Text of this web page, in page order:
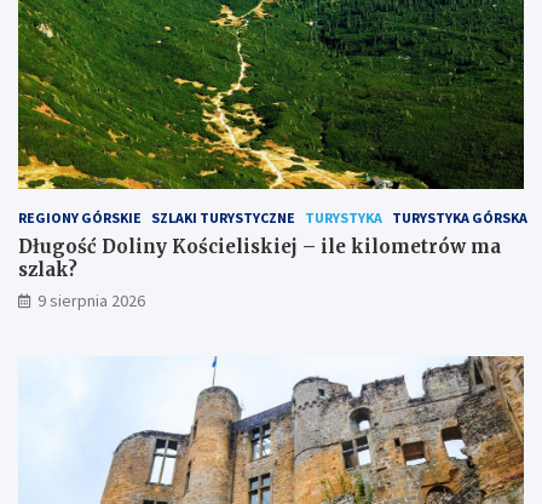
i
l
o
m
e
t
r
ó
w
m
a
s
z
l
REGIONY GÓRSKIE SZLAKI TURYSTYCZNE TURYSTYKA TURYSTYKA GÓRSKA
Długość Doliny Kościeliskiej – ile kilometrów ma
szlak?
9 sierpnia 2026